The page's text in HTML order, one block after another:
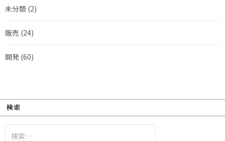
未分類 (2)
販売 (24)
開発 (60)
検索